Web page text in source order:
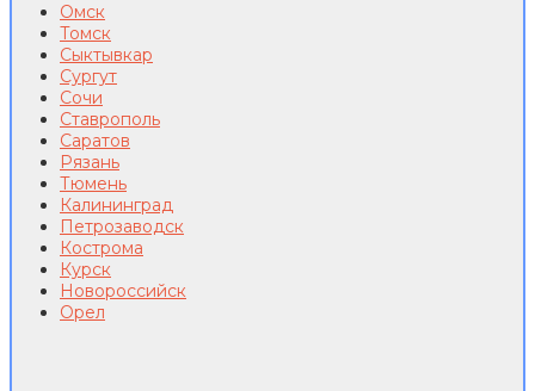
Омск
Томск
Сыктывкар
Сургут
Сочи
Ставрополь
Саратов
Рязань
Тюмень
Калининград
Петрозаводск
Кострома
Курск
Новороссийск
Орел